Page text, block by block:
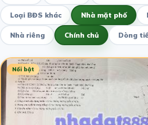
Loại BĐS khác Nhà mặt phố
Nhà riêng Chính chủ Dòng
Nổi bật